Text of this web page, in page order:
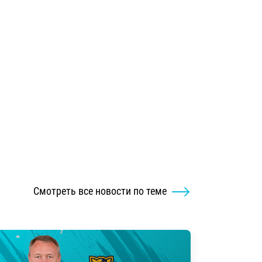
Смотреть все новости по теме